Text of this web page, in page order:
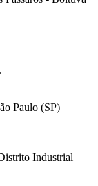
Paulo (SP)
Industrial